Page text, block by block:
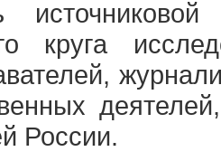
круга
России.